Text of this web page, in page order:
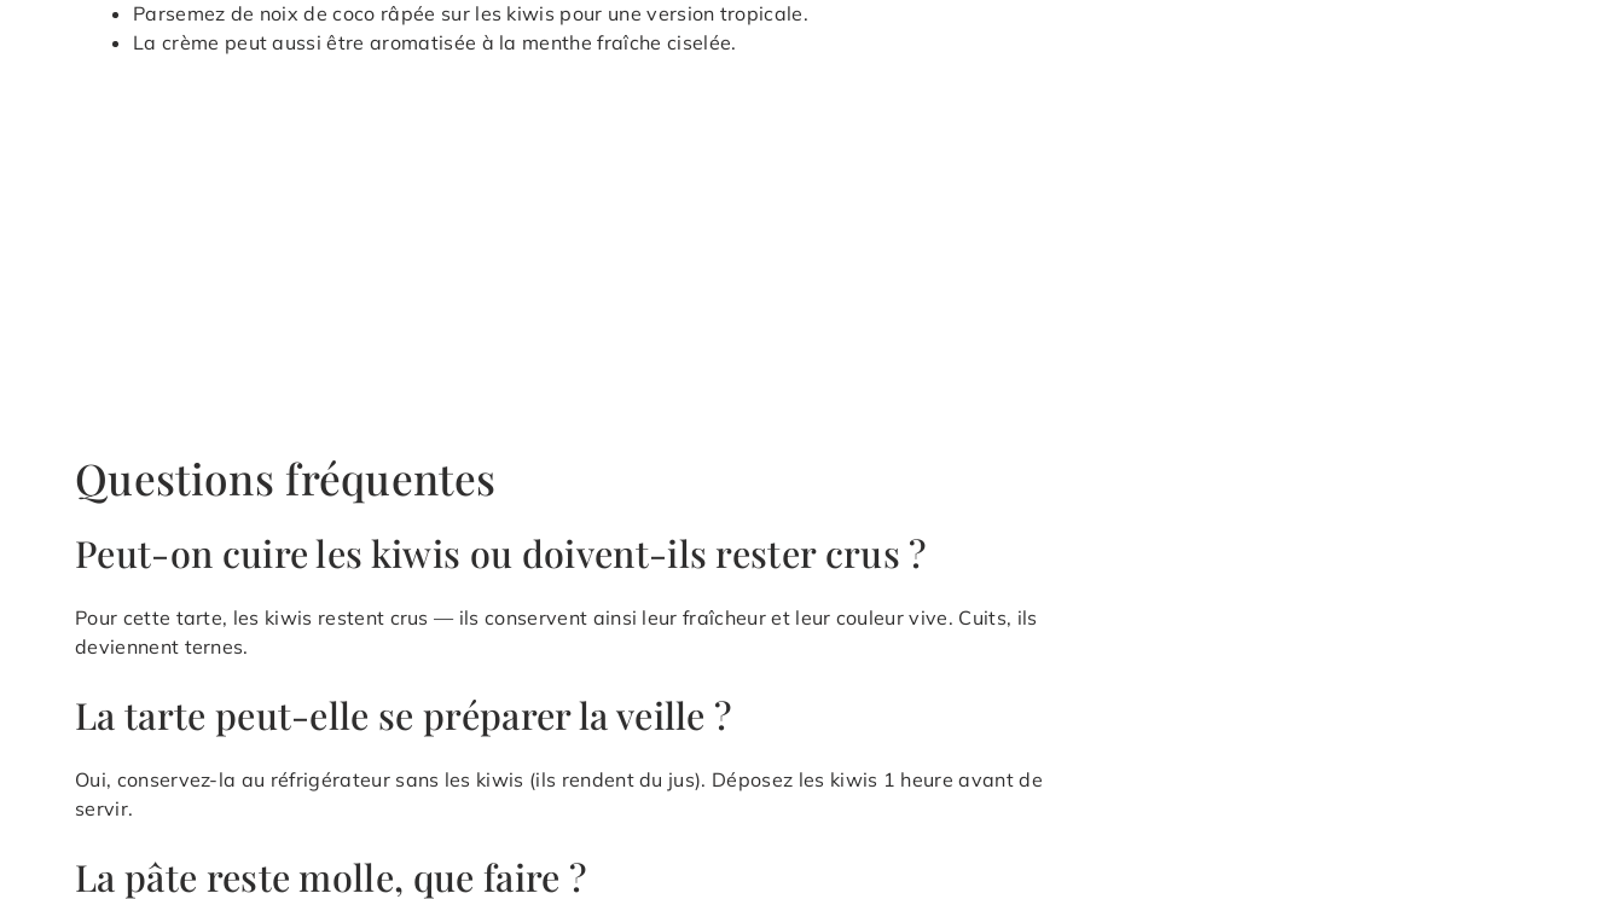
Parsemez de noix de coco râpée sur les kiwis pour une version tropicale.
La crème peut aussi être aromatisée à la menthe fraîche ciselée.
Questions fréquentes
Peut-on cuire les kiwis ou doivent-ils rester crus ?
Pour cette tarte, les kiwis restent crus — ils conservent ainsi leur fraîcheur et leur couleur vive. Cuits, ils
deviennent ternes.
La tarte peut-elle se préparer la veille ?
Oui, conservez-la au réfrigérateur sans les kiwis (ils rendent du jus). Déposez les kiwis 1 heure avant de
servir.
La pâte reste molle, que faire ?